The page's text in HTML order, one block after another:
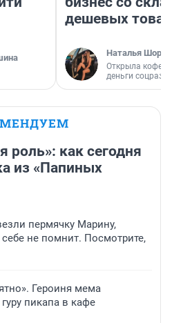
дешевых
Наталья
Открыла
деньги
роль»: как сегодня
из «Папиных
пермячку Марину,
не помнит. Посмотрите,
Героиня мема
пикапа в кафе